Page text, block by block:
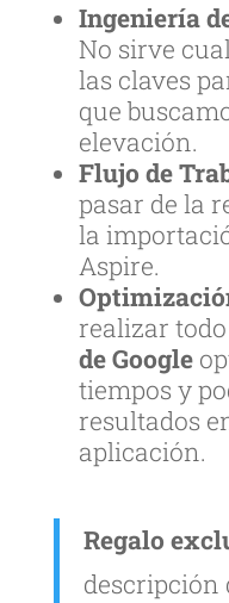
Ingeniería
No sirve
las claves
que
elevación.
Flujo de
pasar de la
la
Aspire.
realizar
de Google
tiempos y
resultados
aplicación.
Regalo
descripción